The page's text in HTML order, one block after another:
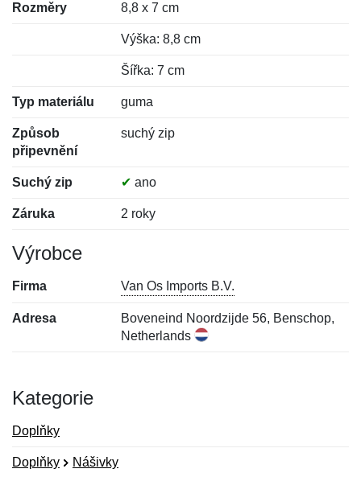
Rozměry 8,8 x 7 cm
Výška: 8,8 cm
Šířka: 7 cm
Typ materiálu guma
Způsob
připevnění
suchý zip
Suchý zip ✔ ano
Záruka 2 roky
Výrobce
Firma Van Os Imports B.V.
Adresa
Boveneind Noordzijde 56, Benschop,
Netherlands
Kategorie
Doplňky
Doplňky Nášivky